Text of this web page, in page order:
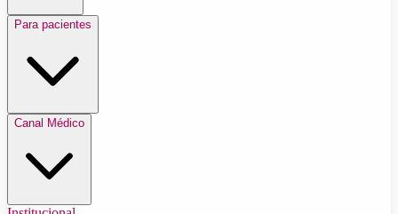
Para pacientes
Canal Médico